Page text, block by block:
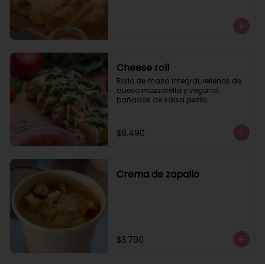
Cheese roll
Rollo de masa integral, rellenos de
queso mozzarella y vegano,
bañados de salsa pesto.
$8.490
Crema de zapallo
$3.790